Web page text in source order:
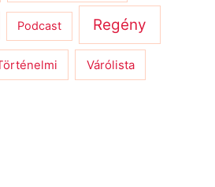
Podcast Regény
Várólista